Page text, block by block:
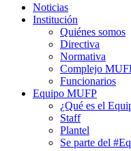
Noticias
Institución
Quiénes somos
Directiva
Normativa
Complejo
Funcionarios
Equipo MUFP
¿Qué es el
Staff
Plantel
Se parte del